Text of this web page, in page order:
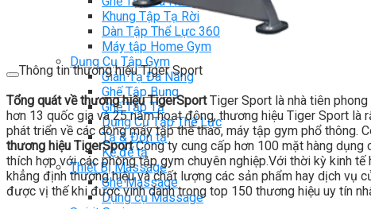
Khung Tập Tạ Rời
Dàn Tập Thể Lực 360
Máy tập Home Gym
Dụng Cụ Tập Gym
Giàn Tạ Đa Năng
Ghế Tập Bụng
Ghế Tập Tạ
Dụng Cụ Tập Thể Lực
Tạ & Đòn tạ
Kệ để tạ
Thiết Bị Massage
Ghế Massage
Dụng cụ Massage
Thông tin thương hiệu Tiger Sport
Tổng quát về thương hiệu TigerSportTiger Sport là nhà tiên
hơn 13 quốc gia và 25 năm hoạt động, thương hiệu Tiger Sport
phát triển về các dòng máy tập thể thao, máy tập gym phổ thông.
thương hiệu TigerSportCông ty cung cấp hơn 100 mặt hàng
thích hợp với các phòng tập gym chuyên nghiệp.Với thời kỳ kinh
khẳng định thương hiệu và chất lượng các sản phẩm hay dịch vụ
được vị thế khi được vinh danh trong top 150 thương hiệu uy tín